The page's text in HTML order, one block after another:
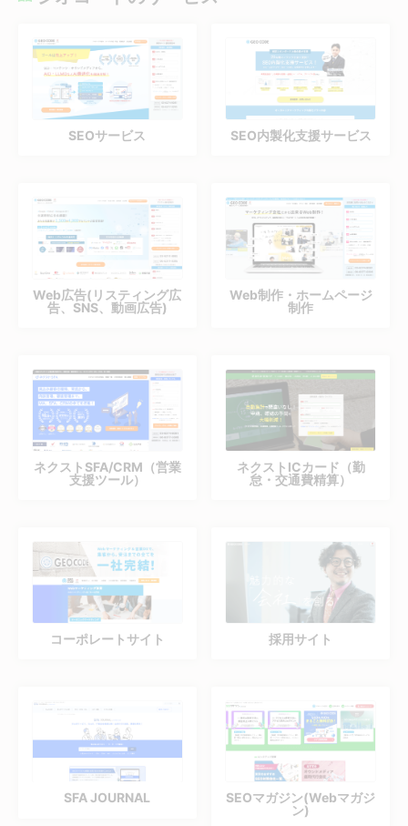
SEOサービス SEO内製化支援サービス
Web広告(リスティング広
告、SNS、動画広告)
Web制作・ホームページ
制作
ネクストSFA/CRM（営業
支援ツール）
ネクストICカード（勤
怠・交通費精算）
コーポレートサイト 採用サイト
SFA JOURNAL
SEOマガジン(Webマガジ
ン)